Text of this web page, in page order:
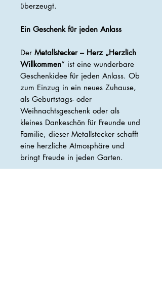
überzeugt.
Ein Geschenk für jeden Anlass
Der Metallstecker – Herz „Herzlich
Willkommen“ ist eine wunderbare
Geschenkidee für jeden Anlass. Ob
zum Einzug in ein neues Zuhause,
als Geburtstags- oder
Weihnachtsgeschenk oder als
kleines Dankeschön für Freunde und
Familie, dieser Metallstecker schafft
eine herzliche Atmosphäre und
bringt Freude in jeden Garten.